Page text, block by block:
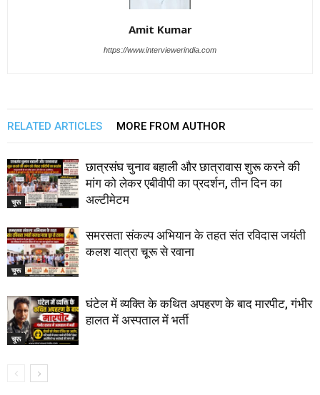
Amit Kumar
https://www.interviewerindia.com
RELATED ARTICLES MORE FROM AUTHOR
चूरू
छात्रसंघ चुनाव बहाली और छात्रावास शुरू करने की
मांग को लेकर एबीवीपी का प्रदर्शन, तीन दिन का
अल्टीमेटम
चूरू
समरसता संकल्प अभियान के तहत संत रविदास जयंती
कलश यात्रा चूरू से रवाना
चूरू
घंटेल में व्यक्ति के कथित अपहरण के बाद मारपीट, गंभीर
हालत में अस्पताल में भर्ती